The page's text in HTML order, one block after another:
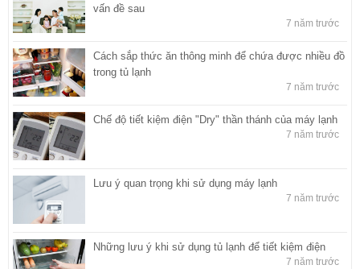
vấn đề sau
7 năm trước
Cách sắp thức ăn thông minh để chứa được nhiều đồ
trong tủ lạnh
7 năm trước
Chế độ tiết kiệm điện "Dry" thần thánh của máy lạnh
7 năm trước
Lưu ý quan trọng khi sử dụng máy lạnh
7 năm trước
Những lưu ý khi sử dụng tủ lạnh để tiết kiệm điện
7 năm trước